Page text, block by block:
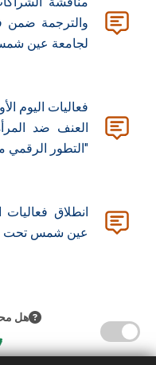
والترجمة ضمن
لجامعة عين
فعاليات اليوم
العنف ضد
"التطور
انطلاق
عين شمس تحت
هل